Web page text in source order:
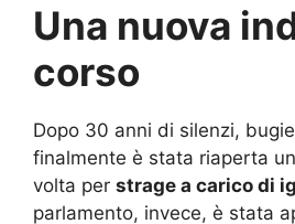
Una nuova
corso
Dopo 30 anni di silenzi,
finalmente è stata riaperta
volta per strage a carico di
parlamento, invece, è stata